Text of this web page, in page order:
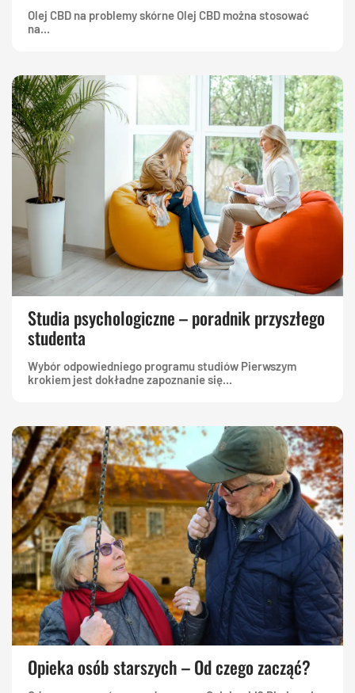
Olej CBD na problemy skórne Olej CBD można stosować
na...
Studia psychologiczne – poradnik przyszłego
studenta
Wybór odpowiedniego programu studiów Pierwszym
krokiem jest dokładne zapoznanie się...
Opieka osób starszych – Od czego zacząć?